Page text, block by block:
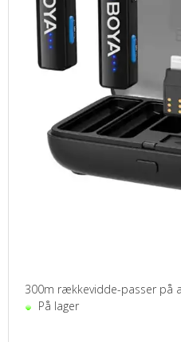
300m rækkevidde-passer på
På lager